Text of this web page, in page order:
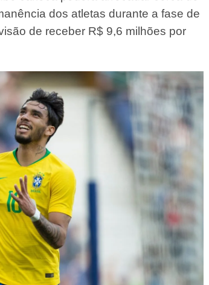
dos atletas durante a fase de
de receber R$ 9,6 milhões por